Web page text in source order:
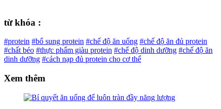
từ khóa :
#protein #bổ sung protein #chế độ ăn uống #chế độ ăn đủ protein
#chất béo #thực phẩm giàu protein #chế độ dinh dưỡng #chế độ ăn
dinh dưỡng #cách nạp đủ protein cho cơ thể
Xem thêm